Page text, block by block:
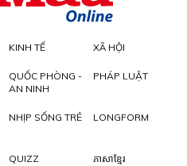
KINH TẾ XÃ HỘI
QUỐC PHÒNG -
AN NINH
PHÁP LUẬT
NHỊP SỐNG TRẺ LONGFORM
QUIZZ ភាសាខ្មែរ